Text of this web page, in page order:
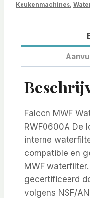
Keukenmachines
Falcon MWF
RWF0600A De
interne
compatible en
MWF
gecertificeerd
volgens NSF/